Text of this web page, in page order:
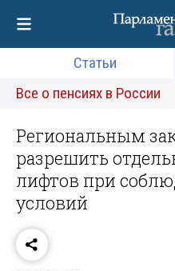
Статьи
Все о пенсиях в России
Региональным
разрешить
лифтов при
условий